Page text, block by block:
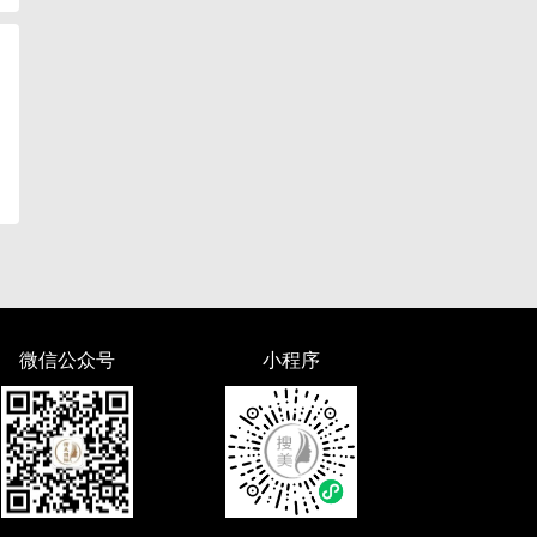
微信公众号 小程序